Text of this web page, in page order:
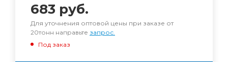
683 руб.
Для уточнения оптовой цены при заказе от
20тонн направьте запрос.
Под заказ